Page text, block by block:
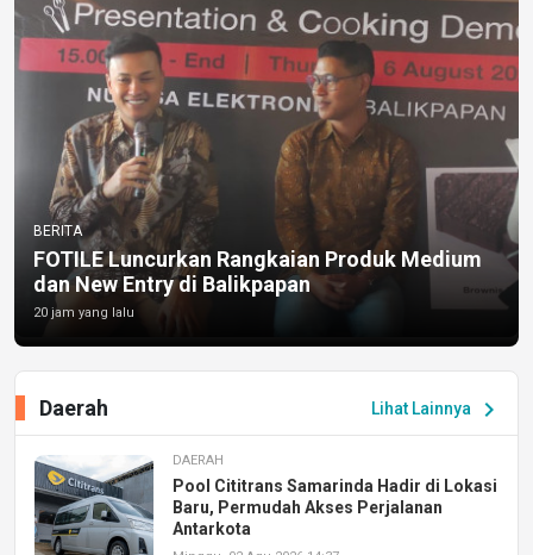
BERITA
FOTILE Luncurkan Rangkaian Produk Medium
dan New Entry di Balikpapan
20 jam yang lalu
Lihat Lainnya chevron_right
Daerah
DAERAH
Pool Cititrans Samarinda Hadir di Lokasi
Baru, Permudah Akses Perjalanan
Antarkota